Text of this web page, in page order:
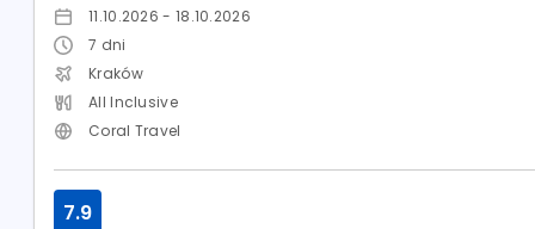
11.10.2026 - 18.10.2026
7 dni
Kraków
All Inclusive
Coral Travel
7.9